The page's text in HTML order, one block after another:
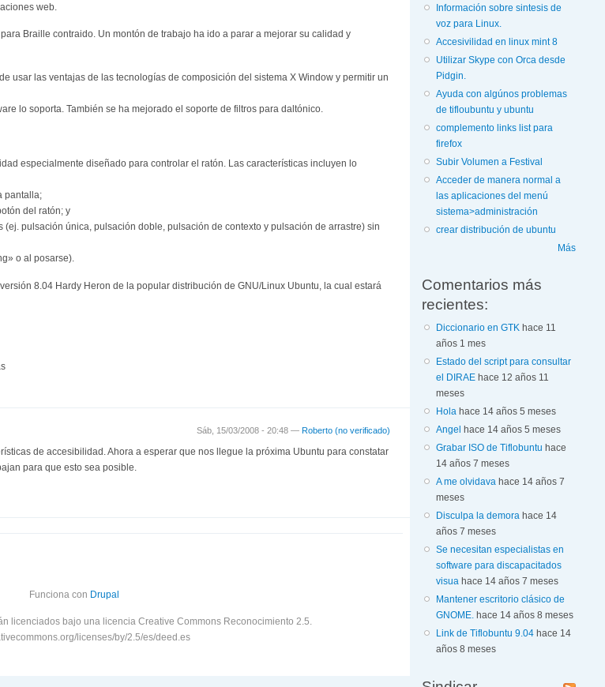
web.
Braille contraido. Un montón de trabajo ha ido a parar a mejorar su calidad y
usar las ventajas de las tecnologías de composición del sistema X Window y permitir un
lo soporta. También se ha mejorado el soporte de filtros para daltónico.
especialmente diseñado para controlar el ratón. Las características incluyen lo
pantalla;
del ratón; y
pulsación única, pulsación doble, pulsación de contexto y pulsación de arrastre) sin
o al posarse).
8.04 Hardy Heron de la popular distribución de GNU/Linux Ubuntu, la cual estará
Sáb, 15/03/2008 - 20:48 — Roberto (no verificado)
de accesibilidad. Ahora a esperar que nos llegue la próxima Ubuntu para constatar
para que esto sea posible.
Funciona con Drupal
licenciados bajo una licencia Creative Commons Reconocimiento 2.5.
licenses/by/2.5/es/deed.es
Información sobre sintesis de
voz para Linux.
Accesivilidad en linux mint 8
Utilizar Skype con Orca desde
Pidgin.
Ayuda con algúnos problemas
de tifloubuntu y ubuntu
complemento links list para
firefox
Subir Volumen a Festival
Acceder de manera normal a
las aplicaciones del menú
sistema>administración
crear distribución de ubuntu
Más
Comentarios más
recientes:
Diccionario en GTK hace 11
años 1 mes
Estado del script para consultar
el DIRAE hace 12 años 11
meses
Hola hace 14 años 5 meses
Angel hace 14 años 5 meses
Grabar ISO de Tiflobuntu hace
14 años 7 meses
A me olvidava hace 14 años 7
meses
Disculpa la demora hace 14
años 7 meses
Se necesitan especialistas en
software para discapacitados
visua hace 14 años 7 meses
Mantener escritorio clásico de
GNOME. hace 14 años 8 meses
Link de Tiflobuntu 9.04 hace 14
años 8 meses